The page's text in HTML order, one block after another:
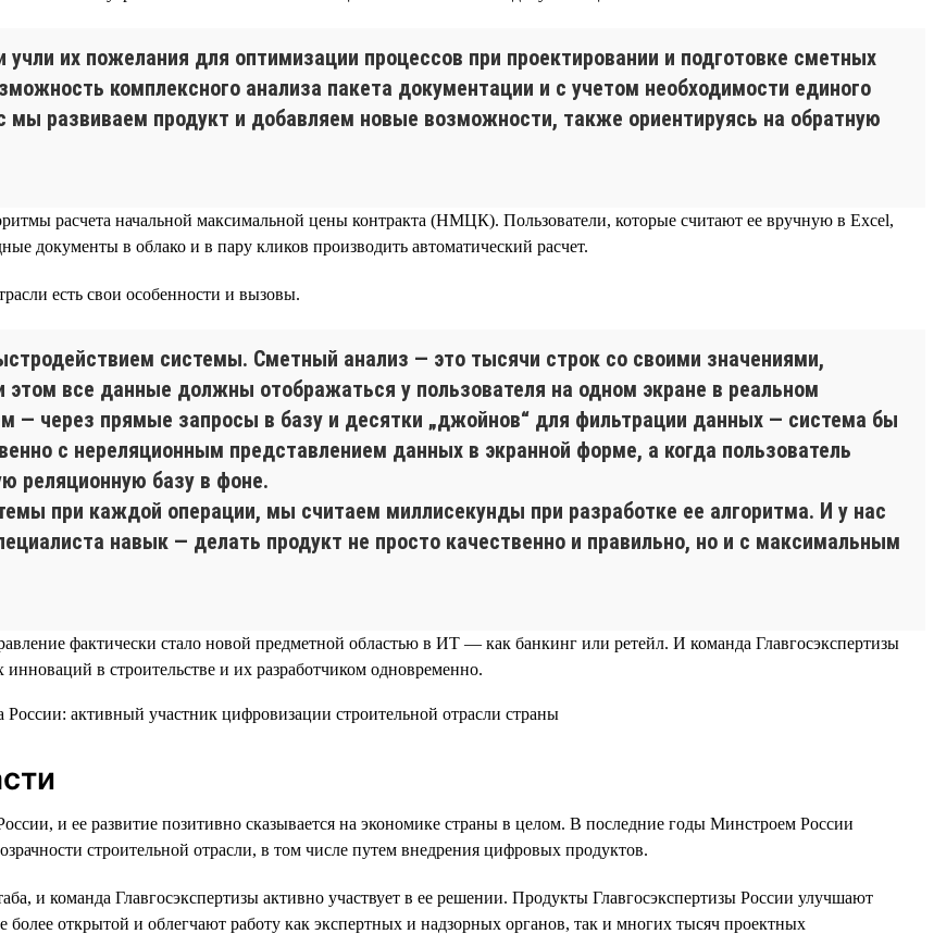
их пожелания для оптимизации процессов при проектировании и подготовке сметных
комплексного анализа пакета документации и с учетом необходимости единого
развиваем продукт и добавляем новые возможности, также ориентируясь на обратную
расчета начальной максимальной цены контракта (НМЦК). Пользователи, которые считают ее вручную в Excel,
документы в облако и в пару кликов производить автоматический расчет.
есть свои особенности и вызовы.
системы. Сметный анализ — это тысячи строк со своими значениями,
все данные должны отображаться у пользователя на одном экране в реальном
через прямые запросы в базу и десятки „джойнов“ для фильтрации данных — система бы
с нереляционным представлением данных в экранной форме, а когда пользователь
реляционную базу в фоне.
при каждой операции, мы считаем миллисекунды при разработке ее алгоритма. И у нас
навык — делать продукт не просто качественно и правильно, но и с максимальным
фактически стало новой предметной областью в ИТ — как банкинг или ретейл. И команда Главгосэкспертизы
в строительстве и их разработчиком одновременно.
и ее развитие позитивно сказывается на экономике страны в целом. В последние годы Минстроем России
строительной отрасли, в том числе путем внедрения цифровых продуктов.
и команда Главгосэкспертизы активно участвует в ее решении. Продукты Главгосэкспертизы России улучшают
открытой и облегчают работу как экспертных и надзорных органов, так и многих тысяч проектных